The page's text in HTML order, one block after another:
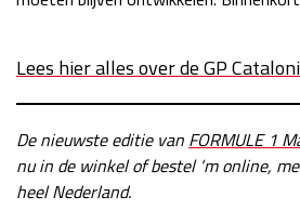
Kwalificatie
Lees hier alles over de GP
De nieuwste editie van FORMULE 1
nu in de winkel of bestel ‘m online,
heel Nederland.